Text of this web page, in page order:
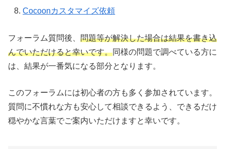
Cocoonカスタマイズ依頼
フォーラム質問後、 問題等が解決した場合は結果を書き込
んでいただけると幸いです。同様の問題で調べている方に
は、結果が一番気になる部分となります。
このフォーラムには初心者の方も多く参加されています。
質問に不慣れな方も安心して相談できるよう、できるだけ
穏やかな言葉でご案内いただけますと幸いです。